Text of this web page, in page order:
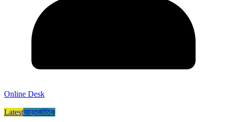
Online Desk
Latestআন্তর্জাতিক